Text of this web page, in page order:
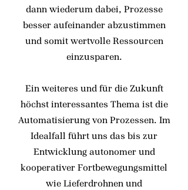
dann wiederum dabei, Prozesse
besser aufeinander abzustimmen
und somit wertvolle Ressourcen
einzusparen.
Ein weiteres und für die Zukunft
höchst interessantes Thema ist die
Automatisierung von Prozessen. Im
Idealfall führt uns das bis zur
Entwicklung autonomer und
kooperativer Fortbewegungsmittel
wie Lieferdrohnen und